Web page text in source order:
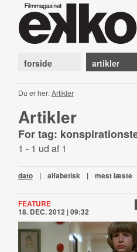
forside artikler
Du er her:Artikler
Artikler
For tag:
1 - 1 ud af 1
dato | alfabetisk | mest læste
FEATURE
18. DEC. 2012 | 09:32